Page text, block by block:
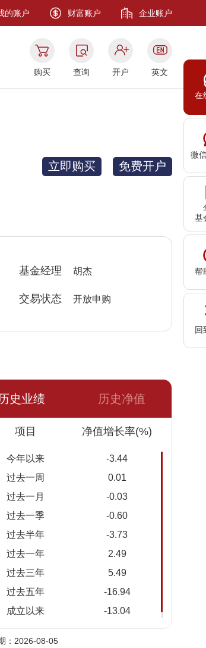
在
微
基
帮
回
的账户 财富账户 企业账户
购买 查询 开户 英文
立即购买 免费开户
基金经理 胡杰
交易状态 开放申购
史业绩
历史净值
项目 净值增长率(%)
今年以来
-3.44
过去一周
0.01
过去一月
-0.03
过去一季
-0.60
过去半年
-3.73
过去一年
2.49
过去三年
5.49
过去五年
-16.94
成立以来
-13.04
净值
累计净
0.9132
0.9142
0.9141
0.9137
0.9131 0.9631
：2026-08-05